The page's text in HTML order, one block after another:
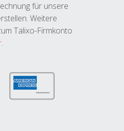
für unsere
Weitere
Talixo-Firmkonto
.